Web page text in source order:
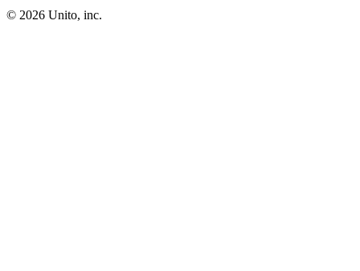
©︎ 2026 Unito, inc.